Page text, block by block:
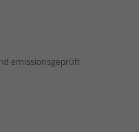
emissionsgeprüft